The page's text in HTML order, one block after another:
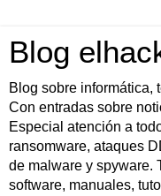
Blog
Blog sobre informática,
Con entradas sobre
Especial atención a
ransomware, ataques
de malware y spyware.
software, manuales,